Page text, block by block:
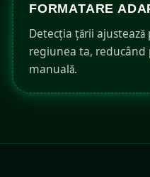
FORMATARE
Detecția țării
regiunea ta,
manuală.